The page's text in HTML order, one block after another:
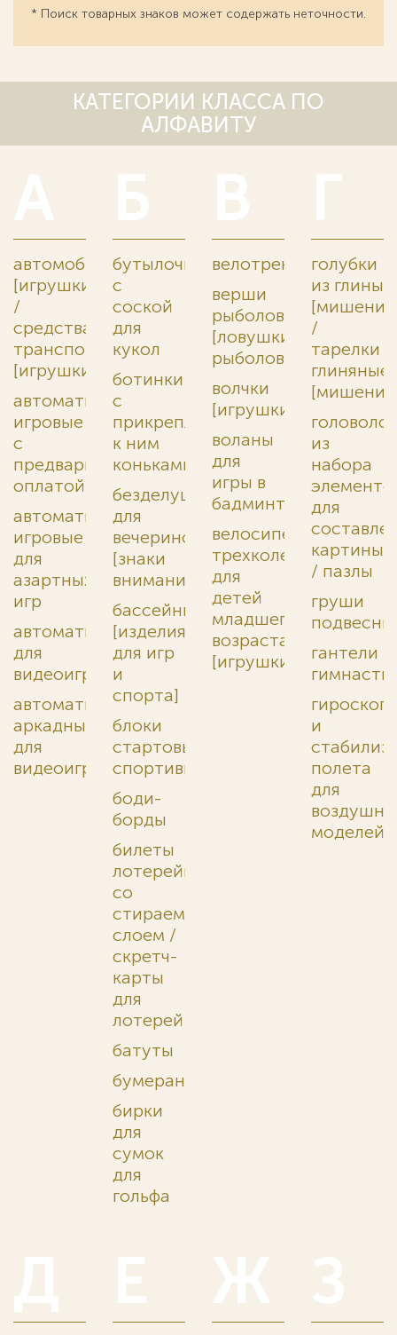
* Поиск товарных знаков может содержать неточности.
КАТЕГОРИИ КЛАССА ПО
АЛФАВИТУ
автомобили
[игрушки]
/
средства
транспортные
[игрушки]
автоматы
игровые
с
предварительной
оплатой
автоматы
игровые
для
азартных
игр
автоматы
для
видеоигр
автоматы
аркадные
для
видеоигр
бутылочки
с
соской
для
кукол
ботинки
с
прикрепленными
к ним
коньками
безделушки
для
вечеринок
[знаки
внимания]
бассейны
[изделия
для игр
и
спорта]
блоки
стартовые
спортивные
боди-
борды
билеты
лотерейные
со
стираемым
слоем /
скретч-
карты
для
лотерей
батуты
бумеранги
бирки
для
сумок
для
гольфа
велотренажеры
верши
рыболовные
[ловушки
рыболовные]
волчки
[игрушки]
воланы
для
игры в
бадминтон
велосипеды
трехколесные
для
детей
младшего
возраста
[игрушки]
голубки
из глины
[мишени]
/
тарелки
глиняные
[мишени]
из
набора
для
картины
/ пазлы
груши
гантели
и
полета
для
моделей